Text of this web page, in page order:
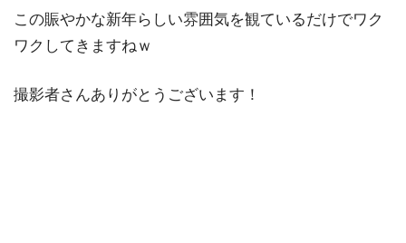
この賑やかな新年らしい雰囲気を観ているだけでワク
ワクしてきますねｗ
撮影者さんありがとうございます！